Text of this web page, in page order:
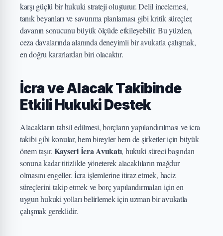
karşı güçlü bir hukuki strateji oluşturur. Delil incelemesi,
tanık beyanları ve savunma planlaması gibi kritik süreçler,
davanın sonucunu büyük ölçüde etkileyebilir. Bu yüzden,
ceza davalarında alanında deneyimli bir avukatla çalışmak,
en doğru kararlardan biri olacaktır.
İcra ve Alacak Takibinde
Etkili Hukuki Destek
Alacakların tahsil edilmesi, borçların yapılandırılması ve icra
takibi gibi konular, hem bireyler hem de şirketler için büyük
önem taşır. Kayseri İcra Avukatı, hukuki süreci başından
sonuna kadar titizlikle yöneterek alacaklıların mağdur
olmasını engeller. İcra işlemlerine itiraz etmek, haciz
süreçlerini takip etmek ve borç yapılandırmaları için en
uygun hukuki yolları belirlemek için uzman bir avukatla
çalışmak gereklidir.